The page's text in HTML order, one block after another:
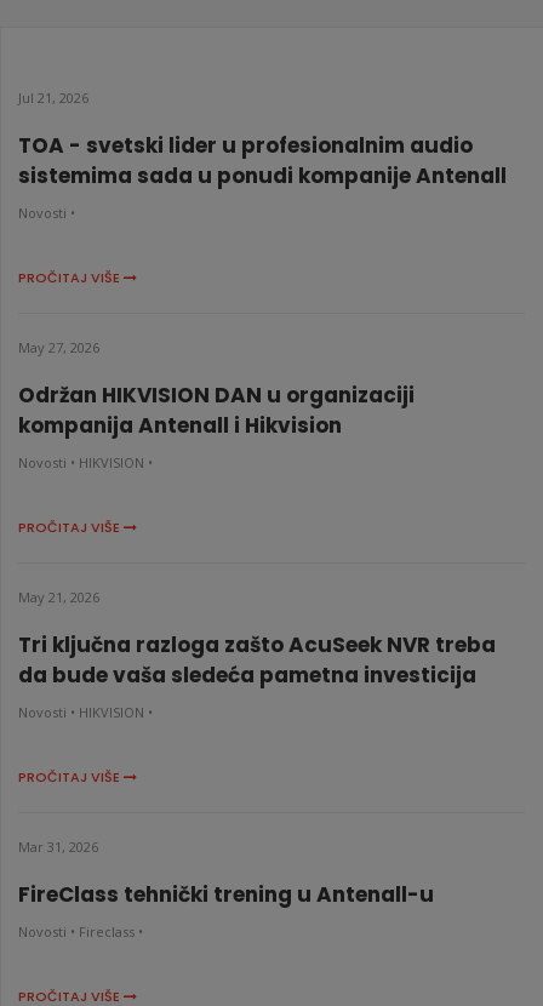
Jul 21, 2026
TOA - svetski lider u profesionalnim audio
sistemima sada u ponudi kompanije Antenall
Novosti •
PROČITAJ VIŠE
May 27, 2026
Održan HIKVISION DAN u organizaciji
kompanija Antenall i Hikvision
Novosti • HIKVISION •
PROČITAJ VIŠE
May 21, 2026
Tri ključna razloga zašto AcuSeek NVR treba
da bude vaša sledeća pametna investicija
Novosti • HIKVISION •
PROČITAJ VIŠE
Mar 31, 2026
FireClass tehnički trening u Antenall-u
Novosti • Fireclass •
PROČITAJ VIŠE